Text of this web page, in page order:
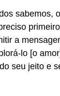
sabemos,
a
lo [o
seu jeito e